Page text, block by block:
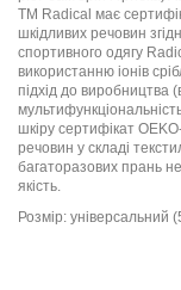
ТМ Radical має
шкідливих речовин
спортивного одягу
використанню іонів
підхід до виробництва
шкіру сертифікат
речовин у складі
багаторазових прань
якість.
Розмір: універсальний